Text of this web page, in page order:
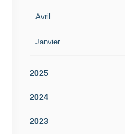
Avril
Janvier
2025
2024
2023